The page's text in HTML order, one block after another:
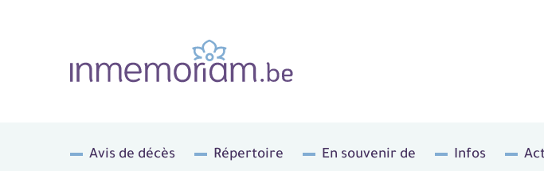
Avis de décès Répertoire En souvenir de Infos